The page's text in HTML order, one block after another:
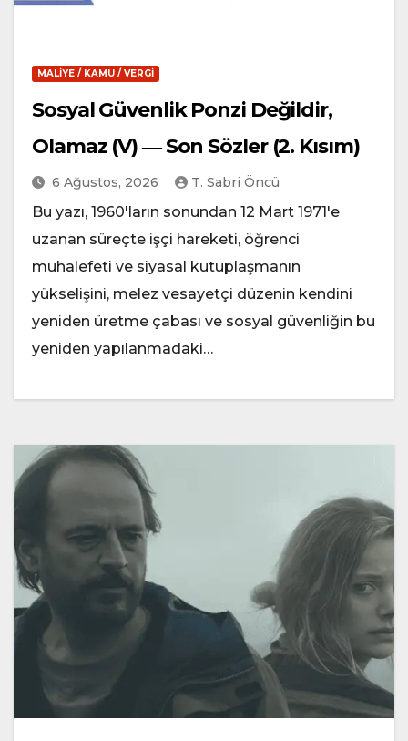
MALIYE / KAMU / VERGI
Sosyal Güvenlik Ponzi Değildir,
Olamaz (V) ― Son Sözler (2. Kısım)
6 Ağustos, 2026 T. Sabri Öncü
Bu yazı, 1960'ların sonundan 12 Mart 1971'e
uzanan süreçte işçi hareketi, öğrenci
muhalefeti ve siyasal kutuplaşmanın
yükselişini, melez vesayetçi düzenin kendini
yeniden üretme çabası ve sosyal güvenliğin bu
yeniden yapılanmadaki…